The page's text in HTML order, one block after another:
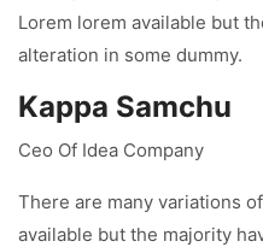
Lorem lorem available but
alteration in some dummy.
Kappa Samchu
Ceo Of Idea Company
There are many variations
available but the majority